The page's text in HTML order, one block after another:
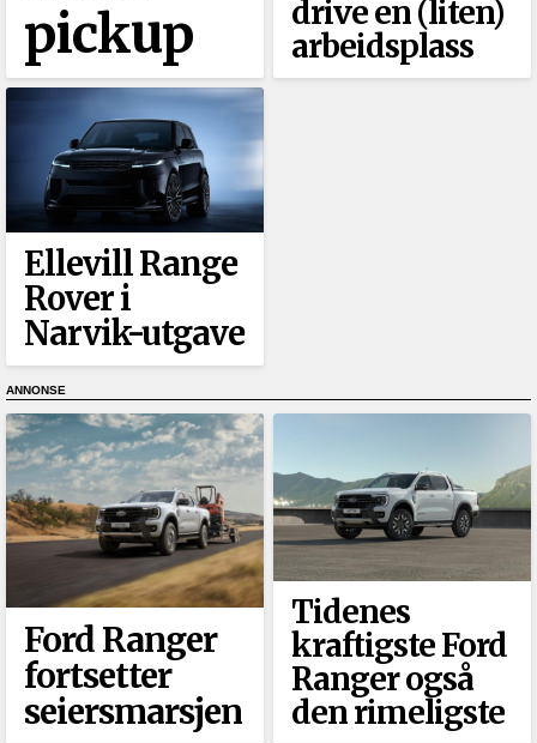
pickup
drive en (liten)
arbeidsplass
Ellevill Range
Rover i
Narvik-utgave
Ford Ranger
fortsetter
seiersmarsjen
Tidenes
kraftigste Ford
Ranger også
den rimeligste